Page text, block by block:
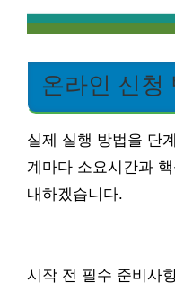
온라인 신청
실제 실행 방법을 단
계마다 소요시간과
내하겠습니다.
시작 전 필수 준비사